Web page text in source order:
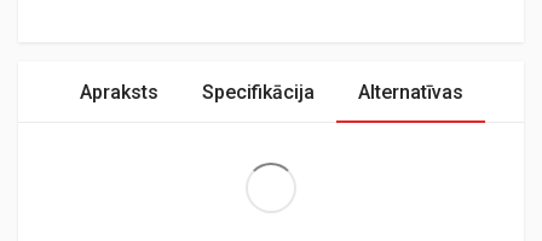
Apraksts Specifikācija Alternatīvas
Extra Large